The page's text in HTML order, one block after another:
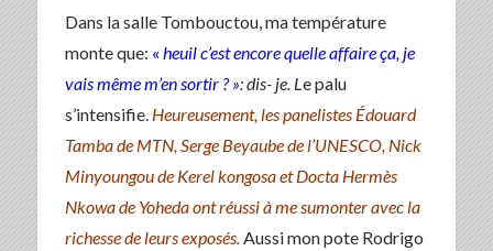
Dans la salle Tombouctou, ma température
monte que: « heuil c’est encore quelle affaire ça, je
vais même m’en sortir ? »: dis- je. L e palu
s’intensifie. Heureusement, les panelistes Édouard
Tamba de MTN, Serge Beyaube de l’UNESCO, Nick
Minyoungou de Kerel kongosa et Docta Hermès
Nkowa de Yoheda ont réussi à me sumonteravec la
richesse de leurs exposés. Aussi mon pote Rodrigo